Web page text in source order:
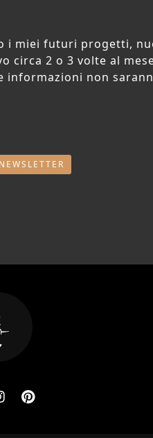
i miei futuri progetti,
circa 2 o 3 volte al
informazioni non